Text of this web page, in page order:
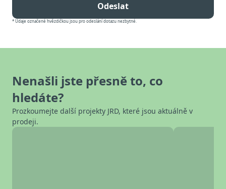
Odeslat
* Údaje označené hvězdičkou jsou pro odeslání dotazu nezbytné.
Nenašli jste přesně to, co
hledáte?
Prozkoumejte další projekty JRD, které jsou aktuálně v
prodeji.